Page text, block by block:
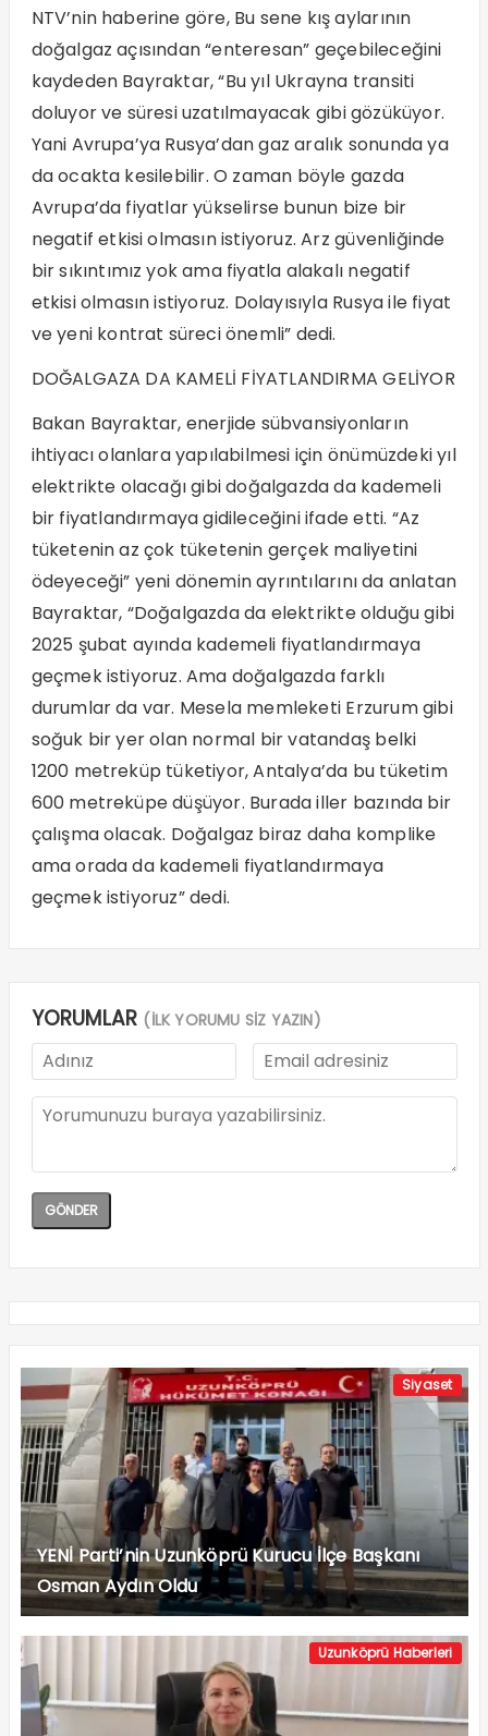
NTV’nin haberine göre, Bu sene kış aylarının
doğalgaz açısından “enteresan” geçebileceğini
kaydeden Bayraktar, “Bu yıl Ukrayna transiti
doluyor ve süresi uzatılmayacak gibi gözüküyor.
Yani Avrupa’ya Rusya’dan gaz aralık sonunda ya
da ocakta kesilebilir. O zaman böyle gazda
Avrupa’da fiyatlar yükselirse bunun bize bir
negatif etkisi olmasın istiyoruz. Arz güvenliğinde
bir sıkıntımız yok ama fiyatla alakalı negatif
etkisi olmasın istiyoruz. Dolayısıyla Rusya ile fiyat
ve yeni kontrat süreci önemli” dedi.
DOĞALGAZA DA KAMELİ FİYATLANDIRMA GELİYOR
Bakan Bayraktar, enerjide sübvansiyonların
ihtiyacı olanlara yapılabilmesi için önümüzdeki yıl
elektrikte olacağı gibi doğalgazda da kademeli
bir fiyatlandırmaya gidileceğini ifade etti. “Az
tüketenin az çok tüketenin gerçek maliyetini
ödeyeceği” yeni dönemin ayrıntılarını da anlatan
Bayraktar, “Doğalgazda da elektrikte olduğu gibi
2025 şubat ayında kademeli fiyatlandırmaya
geçmek istiyoruz. Ama doğalgazda farklı
durumlar da var. Mesela memleketi Erzurum gibi
soğuk bir yer olan normal bir vatandaş belki
1200 metreküp tüketiyor, Antalya’da bu tüketim
600 metreküpe düşüyor. Burada iller bazında bir
çalışma olacak. Doğalgaz biraz daha komplike
ama orada da kademeli fiyatlandırmaya
geçmek istiyoruz” dedi.
YORUMLAR (İLK YORUMU SİZ YAZIN)
Siyaset
YENİ Parti’nin Uzunköprü Kurucu İlçe Başkanı
Osman Aydın Oldu
Uzunköprü Haberleri